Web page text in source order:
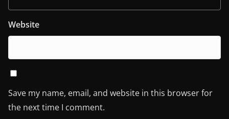
Website
Save my name, email, and website in this browser for
the next time I comment.